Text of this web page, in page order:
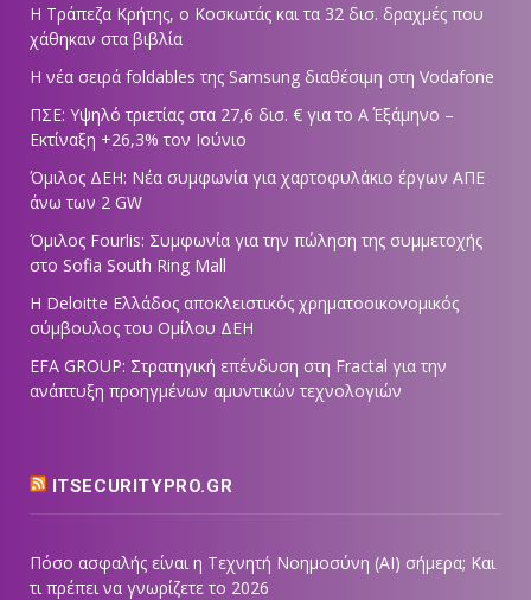
Η Τράπεζα Κρήτης, ο Κοσκωτάς και τα 32 δισ. δραχμές που
χάθηκαν στα βιβλία
Η νέα σειρά foldables της Samsung διαθέσιμη στη Vodafone
ΠΣΕ: Υψηλό τριετίας στα 27,6 δισ. € για το Α΄ Εξάμηνο –
Εκτίναξη +26,3% τον Ιούνιο
Όμιλος ΔΕΗ: Νέα συμφωνία για χαρτοφυλάκιο έργων ΑΠΕ
άνω των 2 GW
Όμιλος Fourlis: Συμφωνία για την πώληση της συμμετοχής
στο Sofia South Ring Mall
Η Deloitte Ελλάδος αποκλειστικός χρηματοοικονομικός
σύμβουλος του Ομίλου ΔΕΗ
EFA GROUP: Στρατηγική επένδυση στη Fractal για την
ανάπτυξη προηγμένων αμυντικών τεχνολογιών
ITSECURITYPRO.GR
Πόσο ασφαλής είναι η Τεχνητή Νοημοσύνη (AI) σήμερα; Και
τι πρέπει να γνωρίζετε το 2026